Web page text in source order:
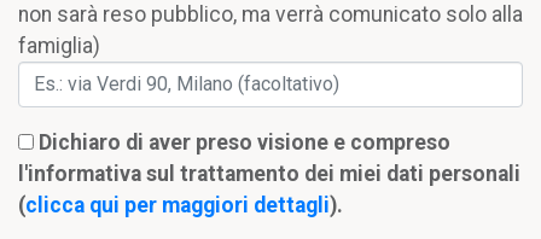
non sarà reso pubblico, ma verrà comunicato solo alla
famiglia)
Dichiaro di aver preso visione e compreso
l'informativa sul trattamento dei miei dati personali
(clicca qui per maggiori dettagli).